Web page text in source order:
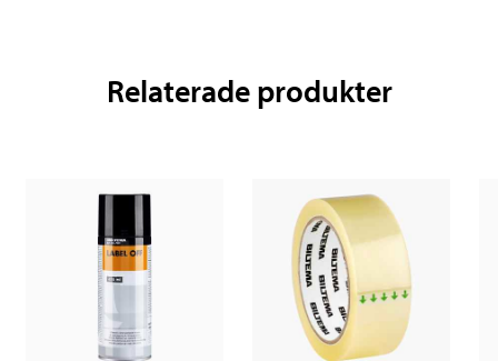
Relaterade produkter